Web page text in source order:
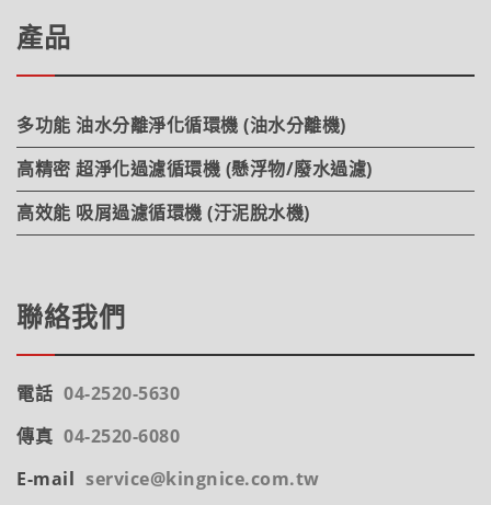
產品
多功能 油水分離淨化循環機 (油水分離機)
高精密 超淨化過濾循環機 (懸浮物/廢水過濾)
高效能 吸屑過濾循環機 (汙泥脫水機)
聯絡我們
電話 04-2520-5630
傳真 04-2520-6080
E-mail service@kingnice.com.tw